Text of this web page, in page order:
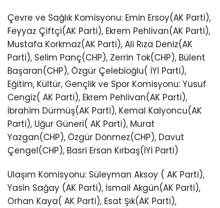
Çevre ve Sağlık Komisyonu: Emin Ersoy(AK Parti),
Feyyaz Çiftçi(AK Parti), Ekrem Pehlivan(AK Parti),
Mustafa Korkmaz(AK Parti), Ali Rıza Deniz(AK
Parti), Selim Panç(CHP), Zerrin Tok(CHP), Bülent
Başaran(CHP), Özgür Çelebioğlu( İYİ Parti),
Eğitim, Kültür, Gençlik ve Spor Komisyonu: Yusuf
Cengiz( AK Parti), Ekrem Pehlivan(AK Parti),
İbrahim Dürmüş(AK Parti), Kemal Kalyoncu(AK
Parti), Uğur Güneri( AK Parti), Murat
Yazgan(CHP), Özgür Dönmez(CHP), Davut
Çengel(CHP), Basri Ersan Kırbaş(İYİ Parti)
Ulaşım Komisyonu: Süleyman Aksoy ( AK Parti),
Yasin Sağay (AK Parti), İsmail Akgün(AK Parti),
Orhan Kaya( AK Parti), Esat Şık(AK Parti),